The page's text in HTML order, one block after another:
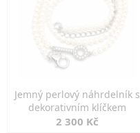
Jemný perlový náhrdelník s
dekorativním klíčkem
2 300 Kč